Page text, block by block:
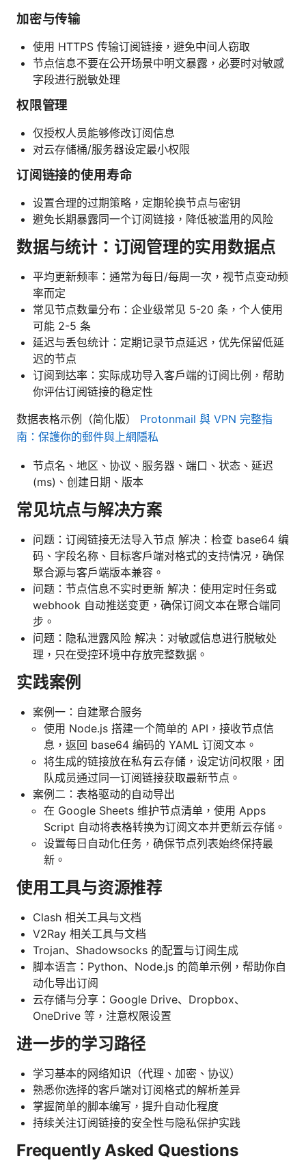
加密与传输
使用 HTTPS 传输订阅链接，避免中间人窃取
节点信息不要在公开场景中明文暴露，必要时对敏感
字段进行脱敏处理
权限管理
仅授权人员能够修改订阅信息
对云存储桶/服务器设定最小权限
订阅链接的使用寿命
设置合理的过期策略，定期轮换节点与密钥
避免长期暴露同一个订阅链接，降低被滥用的风险
数据与统计：订阅管理的实用数据点
平均更新频率：通常为每日/每周一次，视节点变动频
率而定
常见节点数量分布：企业级常见 5-20 条，个人使用
可能 2-5 条
延迟与丢包统计：定期记录节点延迟，优先保留低延
迟的节点
订阅到达率：实际成功导入客户端的订阅比例，帮助
你评估订阅链接的稳定性
数据表格示例（简化版） Protonmail 與 VPN 完整指
南：保護你的郵件與上網隱私
节点名、地区、协议、服务器、端口、状态、延迟
(ms)、创建日期、版本
常见坑点与解决方案
问题：订阅链接无法导入节点 解决：检查 base64 编
码、字段名称、目标客户端对格式的支持情况，确保
聚合源与客户端版本兼容。
问题：节点信息不实时更新 解决：使用定时任务或
webhook 自动推送变更，确保订阅文本在聚合端同
步。
问题：隐私泄露风险 解决：对敏感信息进行脱敏处
理，只在受控环境中存放完整数据。
实践案例
案例一：自建聚合服务
使用 Node.js 搭建一个简单的 API，接收节点信
息，返回 base64 编码的 YAML 订阅文本。
将生成的链接放在私有云存储，设定访问权限，团
队成员通过同一订阅链接获取最新节点。
案例二：表格驱动的自动导出
在 Google Sheets 维护节点清单，使用 Apps
Script 自动将表格转换为订阅文本并更新云存储。
设置每日自动化任务，确保节点列表始终保持最
新。
使用工具与资源推荐
Clash 相关工具与文档
V2Ray 相关工具与文档
Trojan、Shadowsocks 的配置与订阅生成
脚本语言：Python、Node.js 的简单示例，帮助你自
动化导出订阅
云存储与分享：Google Drive、Dropbox、
OneDrive 等，注意权限设置
进一步的学习路径
学习基本的网络知识（代理、加密、协议）
熟悉你选择的客户端对订阅格式的解析差异
掌握简单的脚本编写，提升自动化程度
持续关注订阅链接的安全性与隐私保护实践
Frequently Asked Questions